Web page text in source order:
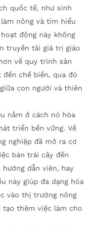
quốc tế, như sinh
nông và tìm hiểu
động này không
truyền tải giá trị giáo
về quy trình sản
chế biến, qua đó
con người và thiên
nằm ở cách nó hòa
triển bền vững. Về
nghiệp đã mở ra cơ
bán trái cây đến
dẫn viên, hay
này giúp đa dạng hóa
vào thị trường nông
thêm việc làm cho